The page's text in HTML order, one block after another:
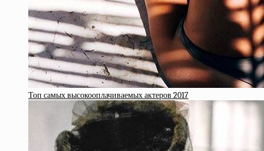
Топ самых высокооплачиваемых актеров 2017